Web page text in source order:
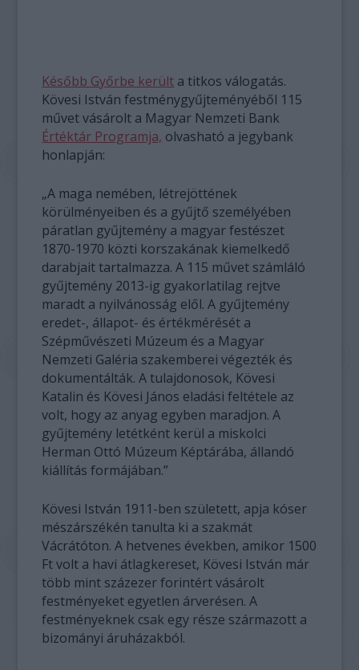
Később Győrbe került a titkos válogatás.
Kövesi István festménygyűjteményéből 115
művet vásárolt a Magyar Nemzeti Bank
Értéktár Programja, olvasható a jegybank
honlapján:
„A maga nemében, létrejöttének
körülményeiben és a gyűjtő személyében
páratlan gyűjtemény a magyar festészet
1870-1970 közti korszakának kiemelkedő
darabjait tartalmazza. A 115 művet számláló
gyűjtemény 2013-ig gyakorlatilag rejtve
maradt a nyilvánosság elől. A gyűjtemény
eredet-, állapot- és értékmérését a
Szépművészeti Múzeum és a Magyar
Nemzeti Galéria szakemberei végezték és
dokumentálták. A tulajdonosok, Kövesi
Katalin és Kövesi János eladási feltétele az
volt, hogy az anyag egyben maradjon. A
gyűjtemény letétként kerül a miskolci
Herman Ottó Múzeum Képtárába, állandó
kiállítás formájában.”
Kövesi István 1911-ben született, apja kóser
mészárszékén tanulta ki a szakmát
Vácrátóton. A hetvenes években, amikor 1500
Ft volt a havi átlagkereset, Kövesi István már
több mint százezer forintért vásárolt
festményeket egyetlen árverésen. A
festményeknek csak egy része származott a
bizományi áruházakból.